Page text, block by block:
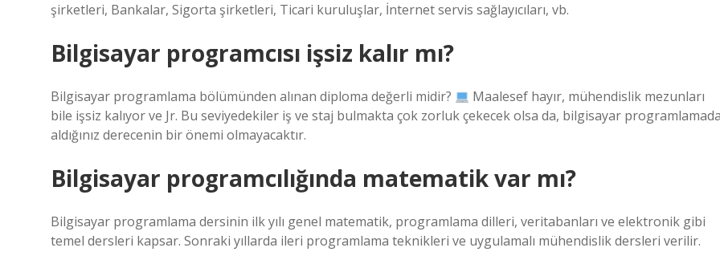
şirketleri, Bankalar, Sigorta şirketleri, Ticari kuruluşlar, İnternet servis sağlayıcıları, vb.
Bilgisayar programcısı işsiz kalır mı?
Bilgisayar programlama bölümünden alınan diploma değerli midir?
Maalesef hayır, mühendislik mezunları
bile işsiz kalıyor ve Jr. Bu seviyedekiler iş ve staj bulmakta çok zorluk çekecek olsa da, bilgisayar
aldığınız derecenin bir önemi olmayacaktır.
Bilgisayar programcılığında matematik var mı?
Bilgisayar programlama dersinin ilk yılı genel matematik, programlama dilleri, veritabanları ve elektronik gibi
temel dersleri kapsar. Sonraki yıllarda ileri programlama teknikleri ve uygulamalı mühendislik dersleri verilir.